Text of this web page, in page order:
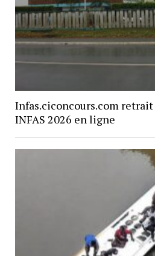
Infas.ciconcours.com
INFAS 2026 en ligne